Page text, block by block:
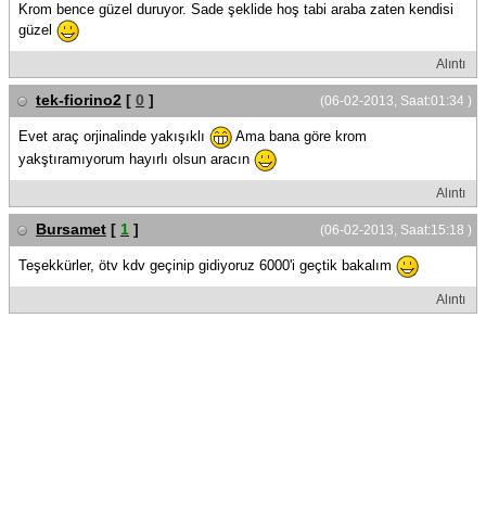
Krom bence güzel duruyor. Sade şeklide hoş tabi araba zaten kendisi
güzel
Alıntı
(06-02-2013, Saat:01:34 )
tek-fiorino2 [ 0 ]
Evet araç orjinalinde yakışıklı
Ama bana göre krom
yakştıramıyorum hayırlı olsun aracın
Alıntı
(06-02-2013, Saat:15:18 )
Bursamet [ 1 ]
Teşekkürler, ötv kdv geçinip gidiyoruz 6000'i geçtik bakalım
Alıntı